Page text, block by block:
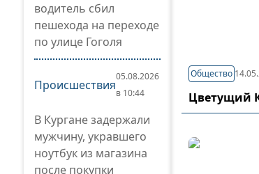
водитель сбил
пешехода на переходе
по улице Гоголя
Происшествия
05.08.2026
в 10:44
В Кургане задержали
мужчину, укравшего
ноутбук из магазина
после покупки
Общество
Цветущий